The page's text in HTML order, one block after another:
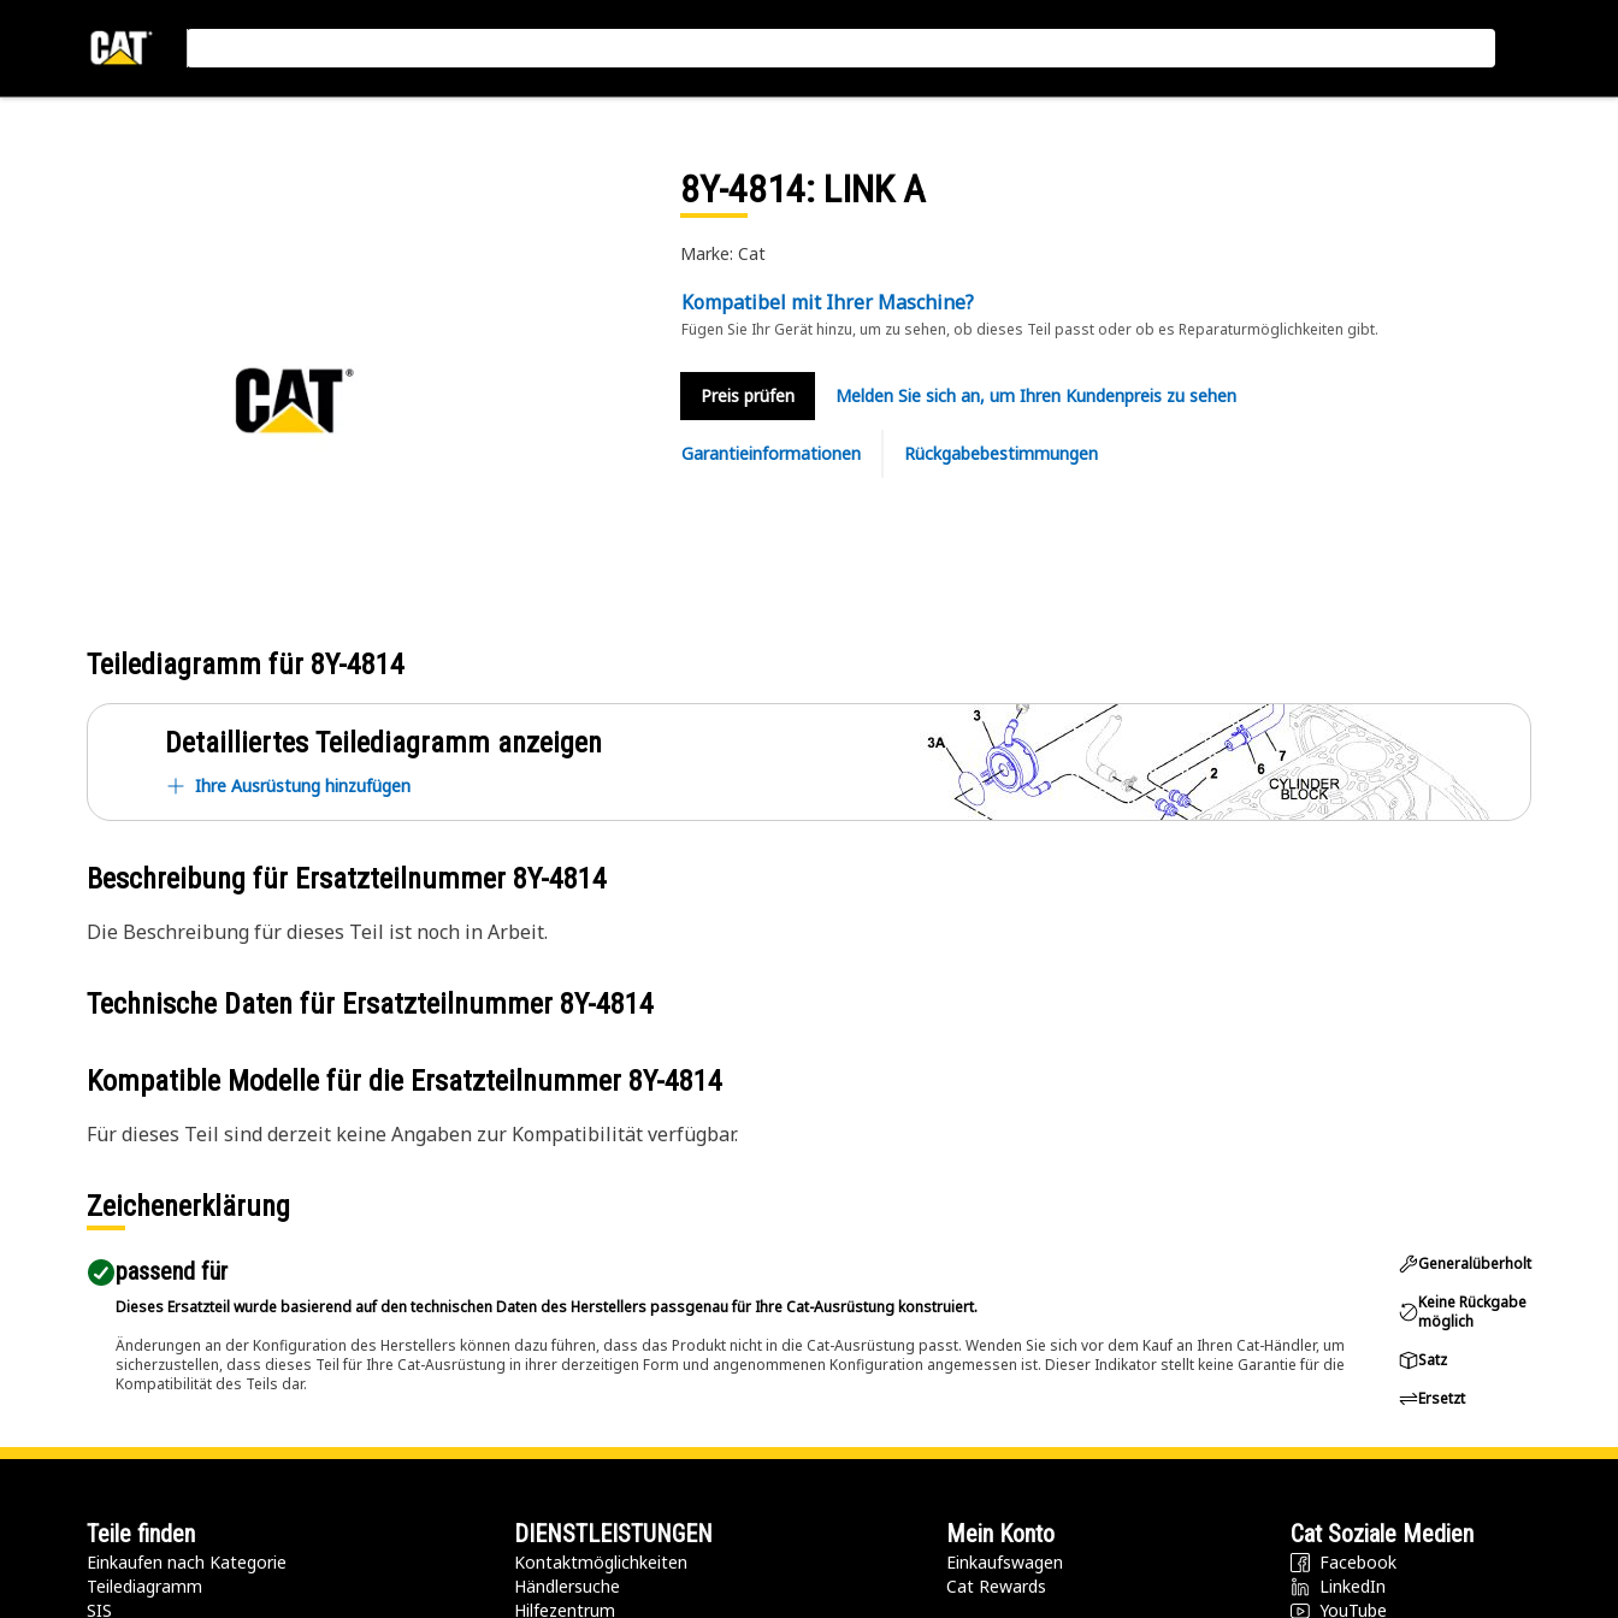
8Y-4814: LINK A
Marke: Cat
Kompatibel mit Ihrer Maschine?
Fügen Sie Ihr Gerät hinzu, um zu sehen, ob dieses Teil passt oder ob es Reparaturmöglichkeiten gibt.
Preis prüfen Melden Sie sich an, um Ihren Kundenpreis zu sehen
Garantieinformationen Rückgabebestimmungen
Teilediagramm für 8Y-4814
Detailliertes Teilediagramm anzeigen
Ihre Ausrüstung hinzufügen
Beschreibung für Ersatzteilnummer 8Y-4814
Die Beschreibung für dieses Teil ist noch in Arbeit.
Technische Daten für Ersatzteilnummer 8Y-4814
Kompatible Modelle für die Ersatzteilnummer 8Y-4814
Für dieses Teil sind derzeit keine Angaben zur Kompatibilität verfügbar.
Zeichenerklärung
passend für​
Dieses Ersatzteil wurde basierend auf den technischen Daten des Herstellers passgenau für Ihre Cat-Ausrüstung konstruiert.
Änderungen an der Konfiguration des Herstellers können dazu führen, dass das Produkt nicht in die Cat-Ausrüstung passt. Wenden Sie sich vor dem Kauf an Ihren Cat-Händler, um
sicherzustellen, dass dieses Teil für Ihre Cat-Ausrüstung in ihrer derzeitigen Form und angenommenen Konfiguration angemessen ist. Dieser Indikator stellt keine Garantie für die
Kompatibilität des Teils dar.
Generalüberholt
Keine Rückgabe
möglich
Satz
Ersetzt
Teile finden
Einkaufen nach Kategorie
Teilediagramm
SIS
DIENSTLEISTUNGEN
Kontaktmöglichkeiten​
Händlersuche
Hilfezentrum
Mein Konto
Einkaufswagen
Cat Rewards
Cat Soziale Medien
Facebook
LinkedIn
YouTube